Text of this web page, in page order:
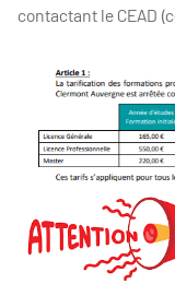
contactant le CEAD